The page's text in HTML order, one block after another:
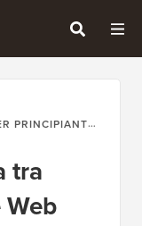
PRINCIPIANTI
tra